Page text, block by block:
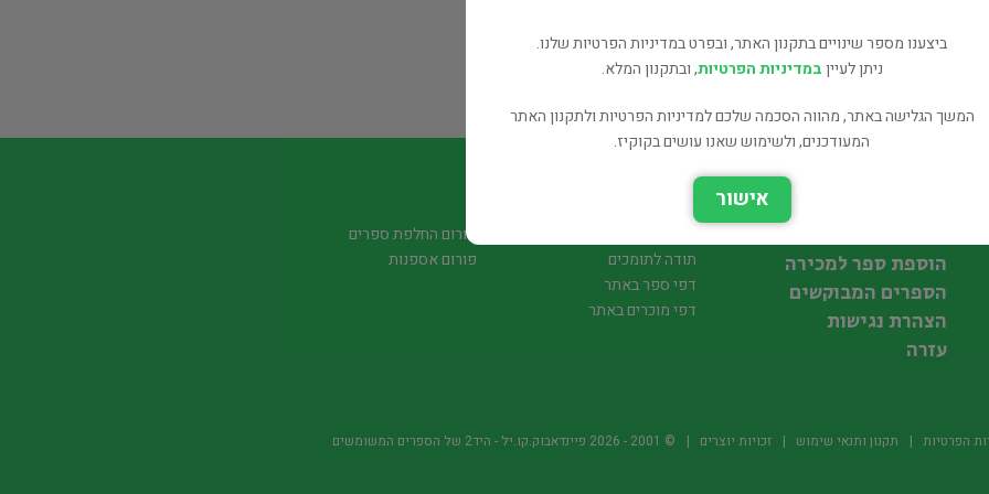
ביצענו מספר שינויים בתקנון האתר, ובפרט במדיניות הפרטיות שלנו.
ניתן לעייןבמדיניות הפרטיות, ובתקנון המלא.
המשך הגלישה באתר, מהווה הסכמה שלכם למדיניות הפרטיות ולתקנון האתר
המעודכנים, ולשימוש שאנו עושים בקוקיז.
אישור
הוספת ספר למכירה
הספרים המבוקשים
הצהרת נגישות
עזרה
תודה לתומכים
דפי ספר באתר
דפי מוכרים באתר
פורום החלפת ספרים
פורום אספנות
הפרטיות תקנון ותנאי שימוש זכויות יוצרים © 2001 -
2026 פיינדאבוק.קו.יל - היד2 של הספרים המשומשים